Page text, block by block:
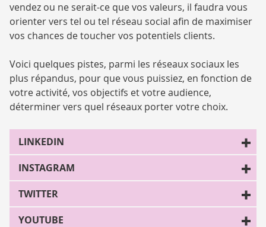
vendez ou ne serait-ce que vos valeurs, il faudra vous
orienter vers tel ou tel réseau social afin de maximiser
vos chances de toucher vos potentiels clients.
Voici quelques pistes, parmi les réseaux sociaux les
plus répandus, pour que vous puissiez, en fonction de
votre activité, vos objectifs et votre audience,
déterminer vers quel réseaux porter votre choix.
LINKEDIN
INSTAGRAM
TWITTER
YOUTUBE